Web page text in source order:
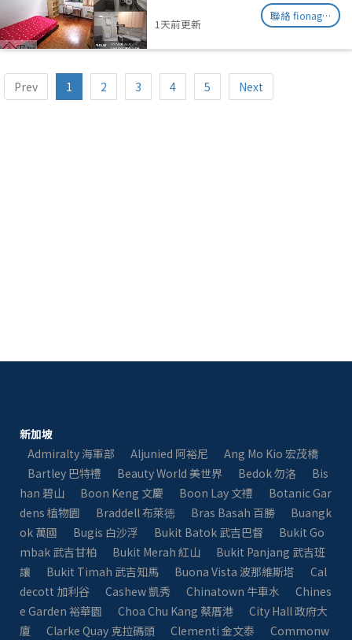
1天前更新
聯絡 fionag@transinex.com.sg
Prev 1 2 3 4 5 Next
新加坡
Admiralty 海軍部
Aljunied 阿裕尼
Ang Mo Kio 宏茂橋
Bartley 巴特禮
Beauty World 美世界 Bedok 勿洛
Bis
han 碧山
Boon Keng 文慶 Boon Lay 文禮
Botanic Gar
dens 植物園
Braddell 布萊徳 Bras Basah 百勝
Buangk
ok 萬國
Bugis 白沙浮 Bukit Batok 武吉巴督
Bukit Go
mbak 武吉甘柏
Bukit Merah 紅山
Bukit Panjang 武吉班
讓
Bukit Timah 武吉知馬 Buona Vista 波那維斯塔
Cal
decott 加利谷
Cashew 凱秀 Chinatown 牛車水
Chines
e Garden 裕華園
Choa Chu Kang 蔡厝港
City Hall 政府大
廈
Clarke Quay 克拉碼頭 Clementi 金文泰​​
Commonw